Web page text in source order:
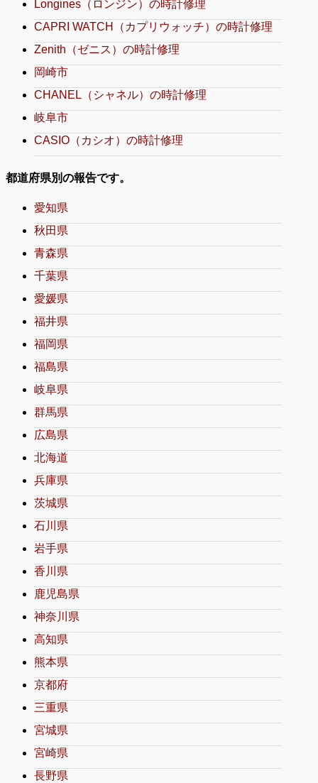
Longines（ロンジン）の時計修理
CAPRI WATCH（カプリウォッチ）の時計修理
Zenith（ゼニス）の時計修理
岡崎市
CHANEL（シャネル）の時計修理
岐阜市
CASIO（カシオ）の時計修理
都道府県別の報告です。
愛知県
秋田県
青森県
千葉県
愛媛県
福井県
福岡県
福島県
岐阜県
群馬県
広島県
北海道
兵庫県
茨城県
石川県
岩手県
香川県
鹿児島県
神奈川県
高知県
熊本県
京都府
三重県
宮城県
宮崎県
長野県